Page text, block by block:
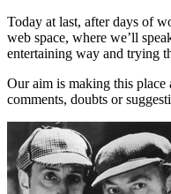
Today at last, after days of
web space, where we’ll
entertaining way and trying
Our aim is making this
comments, doubts or